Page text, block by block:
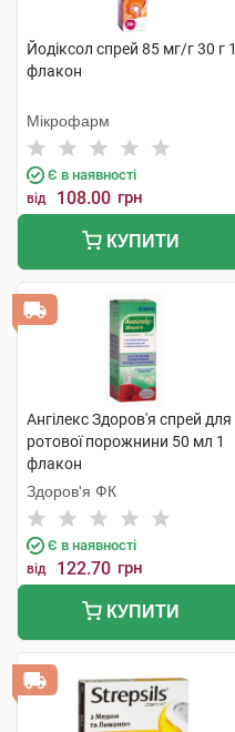
Йодіксол спрей 85 мг/г 30 г 1
флакон
Мікрофарм
Є в наявності
від 108.00 грн
КУПИТИ
Ангілекс Здоров'я спрей для
ротової порожнини 50 мл 1
флакон
Здоров'я ФК
Є в наявності
від 122.70 грн
КУПИТИ